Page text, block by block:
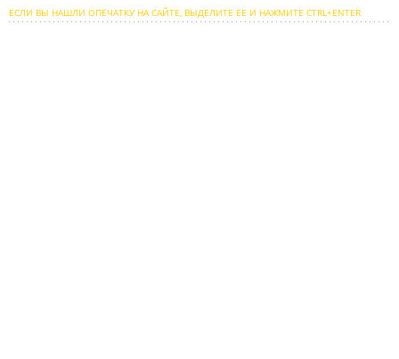
ЕСЛИ ВЫ НАШЛИ ОПЕЧАТКУ НА САЙТЕ, ВЫДЕЛИТЕ ЕЕ И НАЖМИТЕ CTRL+ENTER